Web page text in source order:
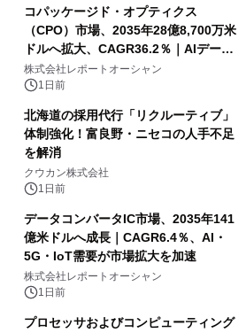
コパッケージド・オプティクス
（CPO）市場、2035年28億8,700万米
ドルへ拡大、CAGR36.2％｜AIデータ
センター・高速光通信需要が成長を加
速
株式会社レポートオーシャン
1日前
北海道の採用代行「リクルーティブ」
体制強化！富良野・ニセコの人手不足
を解消
クウカン株式会社
1日前
データコンバータIC市場、2035年141
億米ドルへ成長｜CAGR6.4％、AI・
5G・IoT需要が市場拡大を加速
株式会社レポートオーシャン
1日前
プロセッサおよびコンピューティング